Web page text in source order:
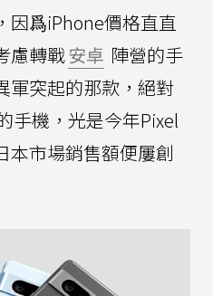
因爲iPhone價格直直
慮轉戰安卓 陣營的手
軍突起的那款，絕對
手機，光是今年Pixel
本市場銷售額便屢創